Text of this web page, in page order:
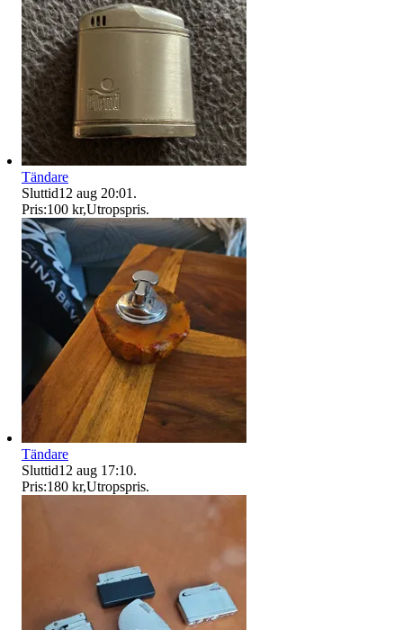
Tändare
Sluttid12 aug 20:01 .
Pris:100 kr,Utropspris.
Tändare
Sluttid12 aug 17:10.
Pris:180 kr,Utropspris.